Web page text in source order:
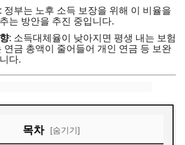
: 정부는 노후 소득 보장을 위해 이 비율을
는 방안을 추진 중입니다.
: 소득대체율이 낮아지면 평생 내는 보험
연금 총액이 줄어들어 개인 연금 등 보완
다.
목차 [숨기기]